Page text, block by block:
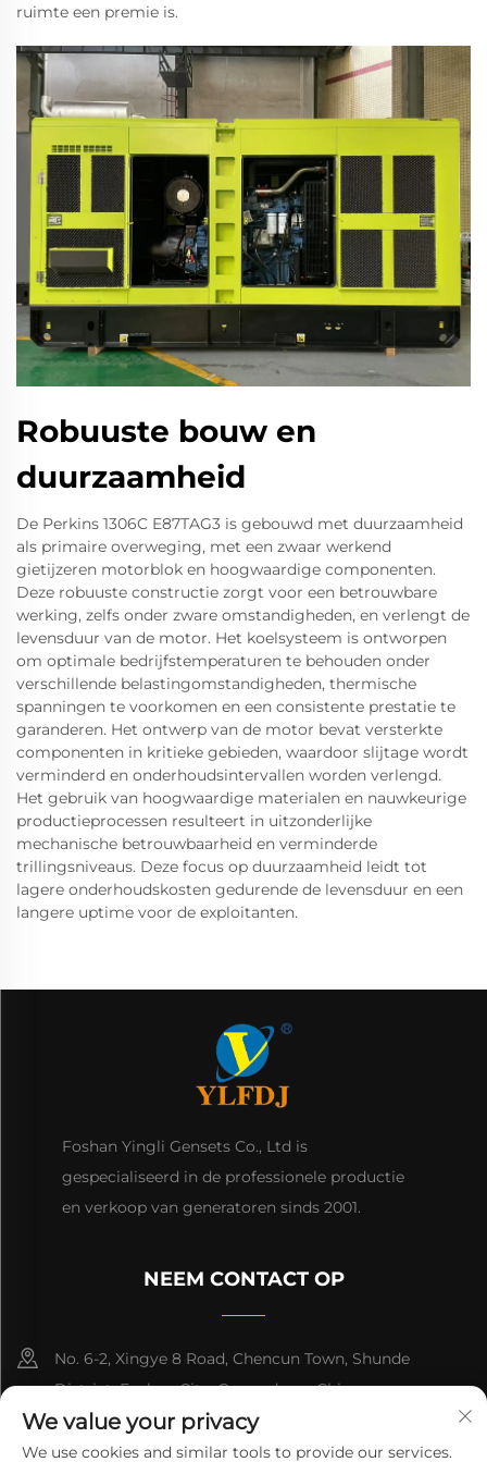
ruimte een premie is.
Robuuste bouw en
duurzaamheid
De Perkins 1306C E87TAG3 is gebouwd met duurzaamheid
als primaire overweging, met een zwaar werkend
gietijzeren motorblok en hoogwaardige componenten.
Deze robuuste constructie zorgt voor een betrouwbare
werking, zelfs onder zware omstandigheden, en verlengt de
levensduur van de motor. Het koelsysteem is ontworpen
om optimale bedrijfstemperaturen te behouden onder
verschillende belastingomstandigheden, thermische
spanningen te voorkomen en een consistente prestatie te
garanderen. Het ontwerp van de motor bevat versterkte
componenten in kritieke gebieden, waardoor slijtage wordt
verminderd en onderhoudsintervallen worden verlengd.
Het gebruik van hoogwaardige materialen en nauwkeurige
productieprocessen resulteert in uitzonderlijke
mechanische betrouwbaarheid en verminderde
trillingsniveaus. Deze focus op duurzaamheid leidt tot
lagere onderhoudskosten gedurende de levensduur en een
langere uptime voor de exploitanten.
Foshan Yingli Gensets Co., Ltd is
gespecialiseerd in de professionele productie
en verkoop van generatoren sinds 2001.
NEEM CONTACT OP
No. 6-2, Xingye 8 Road, Chencun Town, Shunde
District, Foshan City, Guangdong, China.
8618676517177
We value your privacy
We use cookies and similar tools to provide our services.